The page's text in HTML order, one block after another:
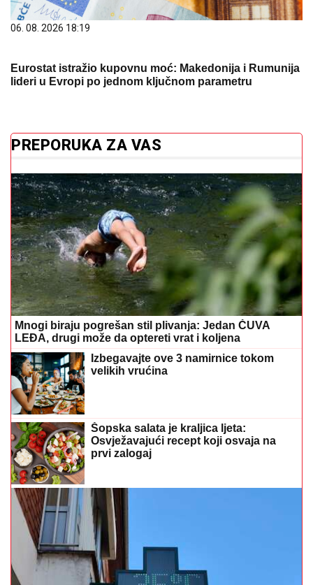
06. 08. 2026 18:19
Eurostat istražio kupovnu moć: Makedonija i Rumunija
lideri u Evropi po jednom ključnom parametru
PREPORUKA ZA VAS
Mnogi biraju pogrešan stil plivanja: Jedan ČUVA
LEĐA, drugi može da optereti vrat i koljena
Izbegavajte ove 3 namirnice tokom
velikih vrućina
Šopska salata je kraljica ljeta:
Osvježavajući recept koji osvaja na
prvi zalogaj